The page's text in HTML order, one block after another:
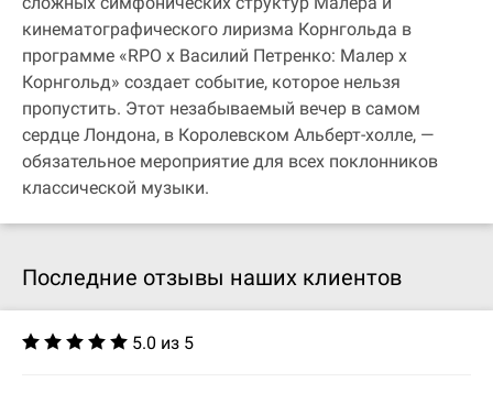
кинематографического лиризма Корнгольда в
программе «RPO x Василий Петренко: Малер x
Корнгольд» создает событие, которое нельзя
пропустить. Этот незабываемый вечер в самом
сердце Лондона, в Королевском Альберт-холле, —
обязательное мероприятие для всех поклонников
классической музыки.
Последние отзывы наших клиентов
5.0 из 5